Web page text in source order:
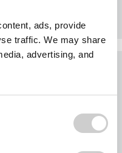
ads, provide
traffic. We may share
advertising, and